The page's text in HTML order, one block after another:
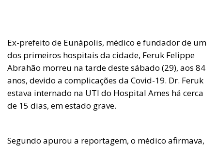
Ex-prefeito de Eunápolis, médico e fundador de um
dos primeiros hospitais da cidade, Feruk Felippe
Abrahão morreu na tarde deste sábado (29), aos 84
anos, devido a complicações da Covid-19. Dr. Feruk
estava internado na UTI do Hospital Ames há cerca
de 15 dias, em estado grave.
Segundo apurou a reportagem, o médico afirmava,